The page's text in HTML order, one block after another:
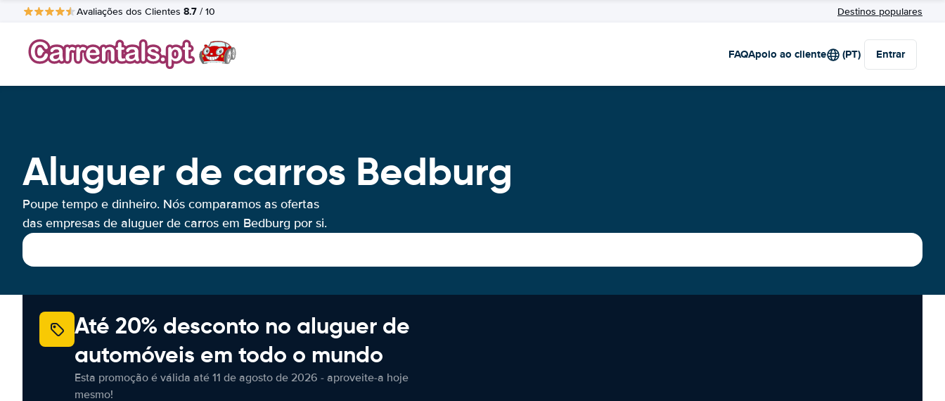
Avaliações dos Clientes 8.7 / 10 Destinos populares
FAQApoio ao cliente (PT) Entrar
Aluguer de carros Bedburg
Poupe tempo e dinheiro. Nós comparamos as ofertas
das empresas de aluguer de carros em Bedburg por si.
Até 20% desconto no aluguer de
automóveis em todo o mundo
Esta promoção é válida até 11 de agosto de 2026 - aproveite-a hoje
mesmo!